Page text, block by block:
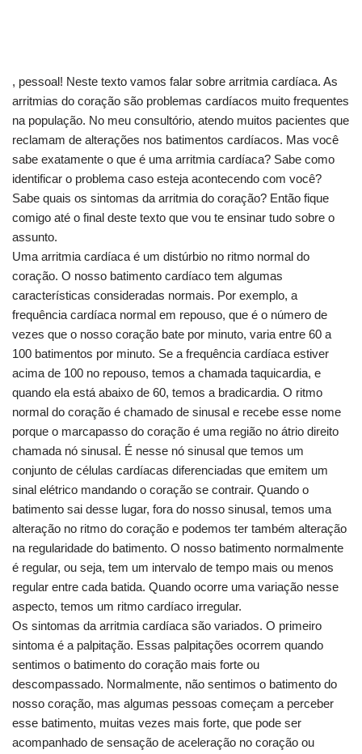
, pessoal! Neste texto vamos falar sobre arritmia cardíaca. As
arritmias do coração são problemas cardíacos muito frequentes
na população. No meu consultório, atendo muitos pacientes que
reclamam de alterações nos batimentos cardíacos. Mas você
sabe exatamente o que é uma arritmia cardíaca? Sabe como
identificar o problema caso esteja acontecendo com você?
Sabe quais os sintomas da arritmia do coração? Então fique
comigo até o final deste texto que vou te ensinar tudo sobre o
assunto.
Uma arritmia cardíaca é um distúrbio no ritmo normal do
coração. O nosso batimento cardíaco tem algumas
características consideradas normais. Por exemplo, a
frequência cardíaca normal em repouso, que é o número de
vezes que o nosso coração bate por minuto, varia entre 60 a
100 batimentos por minuto. Se a frequência cardíaca estiver
acima de 100 no repouso, temos a chamada taquicardia, e
quando ela está abaixo de 60, temos a bradicardia. O ritmo
normal do coração é chamado de sinusal e recebe esse nome
porque o marcapasso do coração é uma região no átrio direito
chamada nó sinusal. É nesse nó sinusal que temos um
conjunto de células cardíacas diferenciadas que emitem um
sinal elétrico mandando o coração se contrair. Quando o
batimento sai desse lugar, fora do nosso sinusal, temos uma
alteração no ritmo do coração e podemos ter também alteração
na regularidade do batimento. O nosso batimento normalmente
é regular, ou seja, tem um intervalo de tempo mais ou menos
regular entre cada batida. Quando ocorre uma variação nesse
aspecto, temos um ritmo cardíaco irregular.
Os sintomas da arritmia cardíaca são variados. O primeiro
sintoma é a palpitação. Essas palpitações ocorrem quando
sentimos o batimento do coração mais forte ou
descompassado. Normalmente, não sentimos o batimento do
nosso coração, mas algumas pessoas começam a perceber
esse batimento, muitas vezes mais forte, que pode ser
acompanhado de sensação de aceleração no coração ou